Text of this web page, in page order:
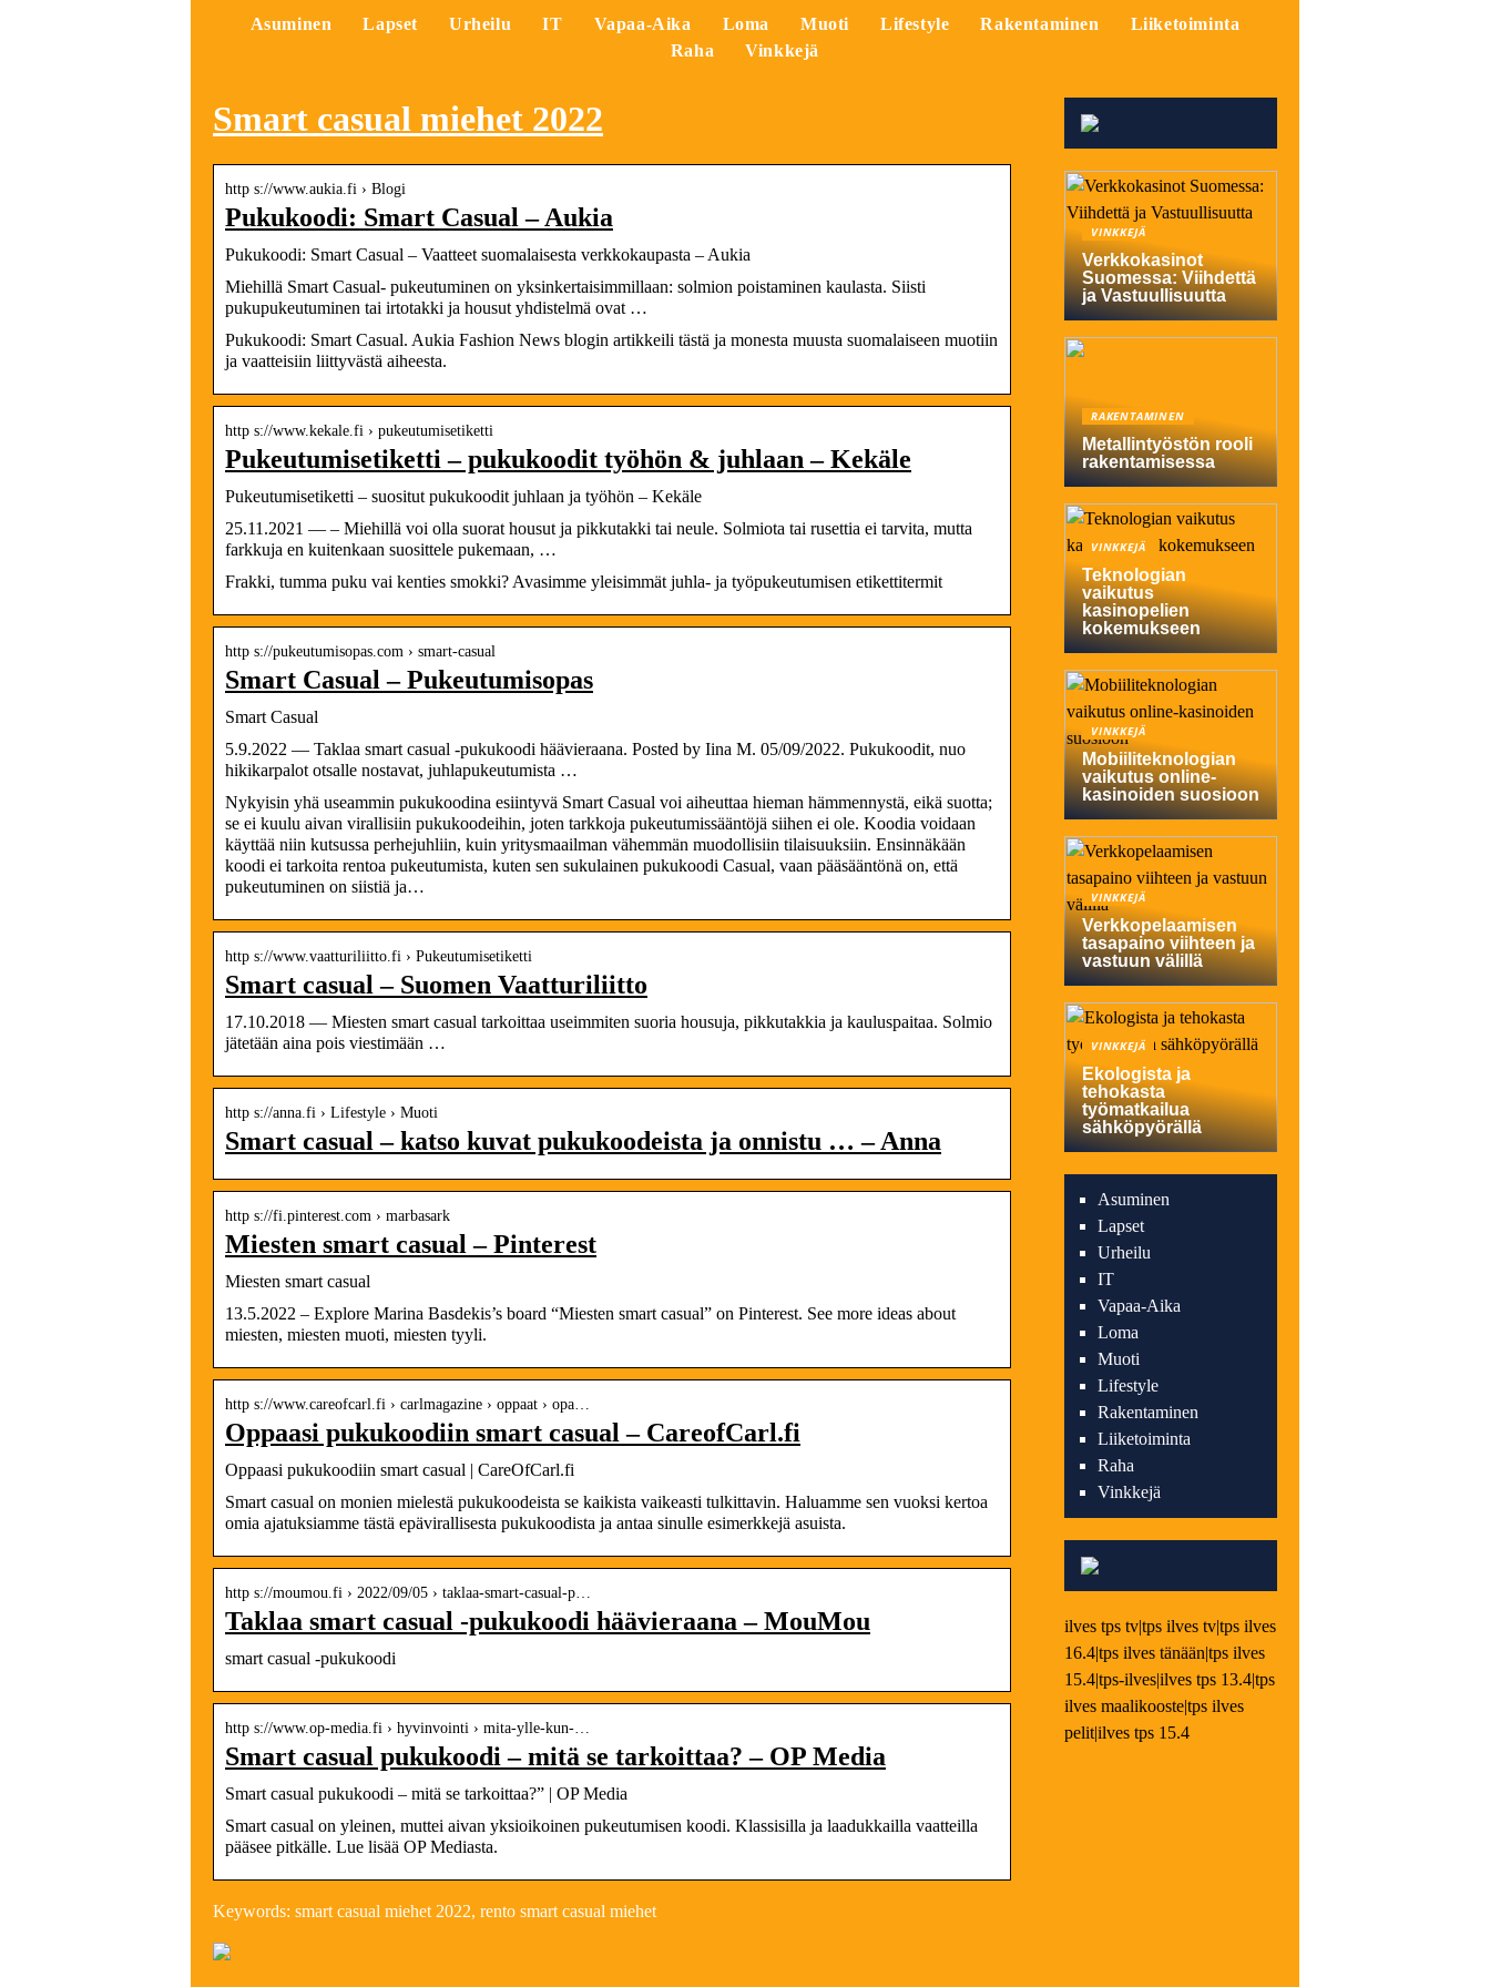
Asuminen Lapset Urheilu IT Vapaa-Aika Loma Muoti Lifestyle Rakentaminen
Liiketoiminta
Raha
Vinkkejä
Smart casual miehet 2022
http s://www.aukia.fi › Blogi
Pukukoodi: Smart Casual – Aukia
Pukukoodi: Smart Casual – Vaatteet suomalaisesta verkkokaupasta – Aukia
Miehillä Smart Casual- pukeutuminen on yksinkertaisimmillaan: solmion poistaminen kaulasta. Siisti
pukupukeutuminen tai irtotakki ja housut yhdistelmä ovat …
Pukukoodi: Smart Casual. Aukia Fashion News blogin artikkeili tästä ja monesta muusta suomalaiseen muotiin
ja vaatteisiin liittyvästä aiheesta.
http s://www.kekale.fi › pukeutumisetiketti
Pukeutumisetiketti – pukukoodit työhön & juhlaan – Kekäle
Pukeutumisetiketti – suositut pukukoodit juhlaan ja työhön – Kekäle
25.11.2021 — – Miehillä voi olla suorat housut ja pikkutakki tai neule. Solmiota tai rusettia ei tarvita, mutta
farkkuja en kuitenkaan suosittele pukemaan, …
Frakki, tumma puku vai kenties smokki? Avasimme yleisimmät juhla- ja työpukeutumisen etikettitermit
http s://pukeutumisopas.com › smart-casual
Smart Casual – Pukeutumisopas
Smart Casual
5.9.2022 — Taklaa smart casual -pukukoodi häävieraana. Posted by Iina M. 05/09/2022. Pukukoodit, nuo
hikikarpalot otsalle nostavat, juhlapukeutumista …
Nykyisin yhä useammin pukukoodina esiintyvä Smart Casual voi aiheuttaa hieman hämmennystä, eikä suotta;
se ei kuulu aivan virallisiin pukukoodeihin, joten tarkkoja pukeutumissääntöjä siihen ei ole. Koodia voidaan
käyttää niin kutsussa perhejuhliin, kuin yritysmaailman vähemmän muodollisiin tilaisuuksiin. Ensinnäkään
koodi ei tarkoita rentoa pukeutumista, kuten sen sukulainen pukukoodi Casual, vaan pääsääntönä on, että
pukeutuminen on siistiä ja…
http s://www.vaatturiliitto.fi › Pukeutumisetiketti
Smart casual – Suomen Vaatturiliitto
17.10.2018 — Miesten smart casual tarkoittaa useimmiten suoria housuja, pikkutakkia ja kauluspaitaa. Solmio
jätetään aina pois viestimään …
http s://anna.fi › Lifestyle › Muoti
Smart casual – katso kuvat pukukoodeista ja onnistu … – Anna
http s://fi.pinterest.com › marbasark
Miesten smart casual – Pinterest
Miesten smart casual
13.5.2022 – Explore Marina Basdekis’s board “Miesten smart casual” on Pinterest. See more ideas about
miesten, miesten muoti, miesten tyyli.
http s://www.careofcarl.fi › carlmagazine › oppaat › opa…
Oppaasi pukukoodiin smart casual – CareofCarl.fi
Oppaasi pukukoodiin smart casual | CareOfCarl.fi
Smart casual on monien mielestä pukukoodeista se kaikista vaikeasti tulkittavin. Haluamme sen vuoksi kertoa
omia ajatuksiamme tästä epävirallisesta pukukoodista ja antaa sinulle esimerkkejä asuista.
http s://moumou.fi › 2022/09/05 › taklaa-smart-casual-p…
Taklaa smart casual -pukukoodi häävieraana – MouMou
smart casual -pukukoodi
http s://www.op-media.fi › hyvinvointi › mita-ylle-kun-…
Smart casual pukukoodi – mitä se tarkoittaa? – OP Media
Smart casual pukukoodi – mitä se tarkoittaa?” | OP Media
Smart casual on yleinen, muttei aivan yksioikoinen pukeutumisen koodi. Klassisilla ja laadukkailla vaatteilla
pääsee pitkälle. Lue lisää OP Mediasta.
Keywords: smart casual miehet 2022, rento smart casual miehet
VINKKEJÄ
Verkkokasinot
Suomessa: Viihdettä
ja Vastuullisuutta
RAKENTAMINEN
Metallintyöstön rooli
rakentamisessa
VINKKEJÄ
Teknologian
vaikutus
kasinopelien
kokemukseen
VINKKEJÄ
Mobiiliteknologian
vaikutus online-
kasinoiden suosioon
VINKKEJÄ
Verkkopelaamisen
tasapaino viihteen ja
vastuun välillä
VINKKEJÄ
Ekologista ja
tehokasta
työmatkailua
sähköpyörällä
Asuminen
Lapset
Urheilu
IT
Vapaa-Aika
Loma
Muoti
Lifestyle
Rakentaminen
Liiketoiminta
Raha
Vinkkejä
ilves tps tv|tps ilves tv|tps ilves
16.4|tps ilves tänään|tps ilves
15.4|tps-ilves|ilves tps 13.4|tps
ilves maalikooste|tps ilves
pelit|ilves tps 15.4